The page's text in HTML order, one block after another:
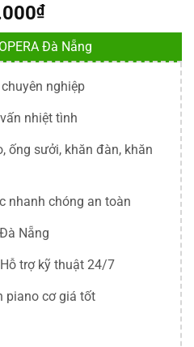
₫Giá
hiện
tại
3.000.000₫.
Đà Nẵng
nghiệp
nhiệt tình
ống sưởi, khăn đàn, khăn
nhanh chóng an toàn
Nẵng
trợ kỹ thuật 24/7
piano cơ giá tốt